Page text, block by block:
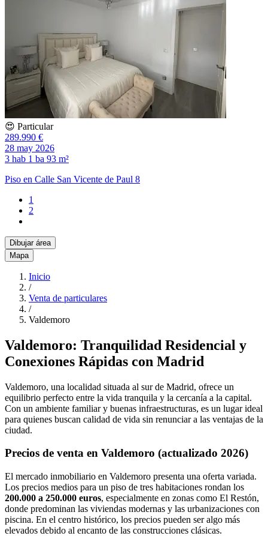
😍 Particular
289.990 €
28 may 2026
3 hab 1 ba 93 m²
Piso en Calle San Vicente de Paul 8
1
2
Dibujar área
Mapa
Inicio
/
Venta de particulares
/
Valdemoro
Valdemoro: Tranquilidad Residencial y
Conexiones Rápidas con Madrid
Valdemoro, una localidad situada al sur de Madrid, ofrece un
equilibrio perfecto entre la vida tranquila y la cercanía a la capital.
Con un ambiente familiar y buenas infraestructuras, es un lugar ideal
para quienes buscan calidad de vida sin renunciar a las ventajas de la
ciudad.
Precios de venta en Valdemoro (actualizado 2026)
El mercado inmobiliario en Valdemoro presenta una oferta variada.
Los precios medios para un piso de tres habitaciones rondan los
200.000 a 250.000 euros, especialmente en zonas como El Restón,
donde predominan las viviendas modernas y las urbanizaciones con
piscina. En el centro histórico, los precios pueden ser algo más
elevados debido al encanto de las construcciones clásicas.